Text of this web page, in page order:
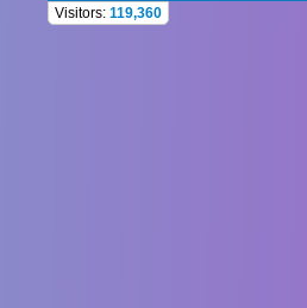
Visitors: 119,360